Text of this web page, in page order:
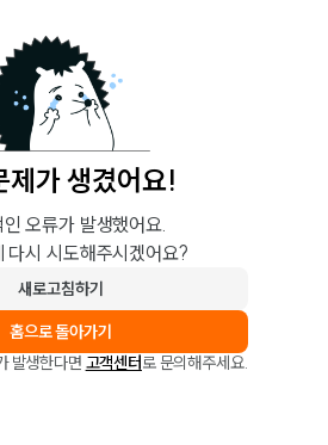
제가 생겼어요!
오류가 발생했어요.
다시 시도해주시겠어요?
새로고침하기
홈으로 돌아가기
발생한다면 고객센터로 문의해주세요.